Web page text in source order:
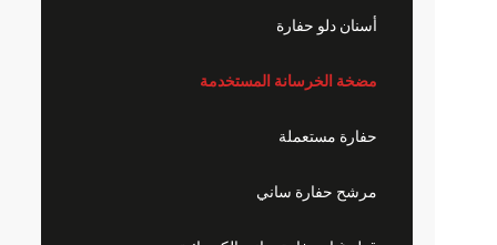
أسنان دلو حفارة
مضخة الخرسانة المستخدمة
حفارة مستعملة
مرشح حفارة ساني